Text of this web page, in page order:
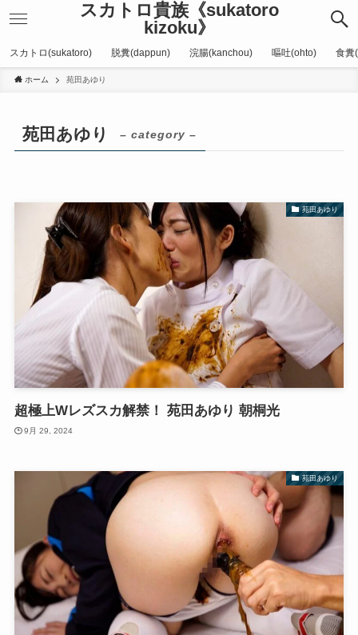
スカトロ貴族《sukatoro
kizoku》
スカトロ(sukatoro) 脱糞(dappun) 浣腸(kanchou) 嘔吐(ohto) 食糞
ホーム 苑田あゆり
苑田あゆり – category –
苑田あゆり
超極上Wレズスカ解禁！ 苑田あゆり 朝桐光
9月 29, 2024
苑田あゆり